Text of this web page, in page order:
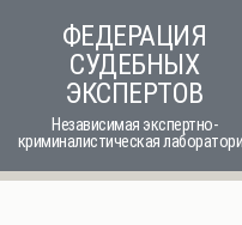
ФЕДЕРАЦИЯ
СУДЕБНЫХ
ЭКСПЕРТОВ
Независимая экспертно-
криминалистическая